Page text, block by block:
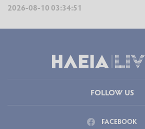
2026-08-10 03:34:51
FOLLOW US
FACEBOOK